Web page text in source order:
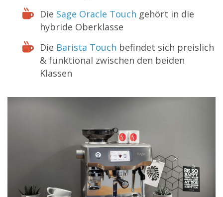
Die Sage Oracle Touch gehört in die
hybride Oberklasse
Die Barista Touch befindet sich preislich
& funktional zwischen den beiden
Klassen